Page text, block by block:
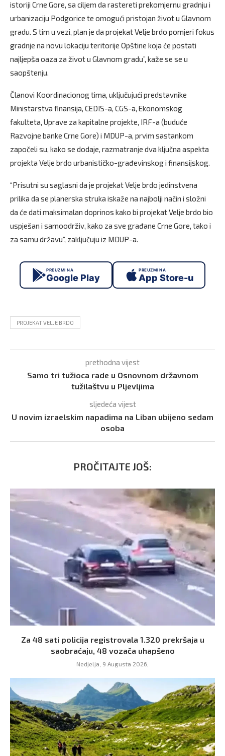
istoriji Crne Gore, sa ciljem da rastereti prekomjernu gradnju i
urbanizaciju Podgorice te omogući pristojan život u Glavnom
gradu. S tim u vezi, plan je da projekat Velje brdo pomjeri fokus
gradnje na novu lokaciju teritorije Opštine koja će postati
najljepša oaza za život u Glavnom gradu”, kaže se se u
saopštenju.
Članovi Koordinacionog tima, uključujući predstavnike
Ministarstva finansija, CEDIS-a, CGS-a, Ekonomskog
fakulteta, Uprave za kapitalne projekte, IRF-a (buduće
Razvojne banke Crne Gore) i MDUP-a, prvim sastankom
započeli su, kako se dodaje, razmatranje dva ključna aspekta
projekta Velje brdo urbanističko-građevinskog i finansijskog.
“Prisutni su saglasni da je projekat Velje brdo jedinstvena
prilika da se planerska struka iskaže na najbolji način i složni
da će dati maksimalan doprinos kako bi projekat Velje brdo bio
uspješan i samoodrživ, kako za sve građane Crne Gore, tako i
za samu državu”, zaključuju iz MDUP-a.
PREUZMI NA
Google Play
PREUZMI NA
App Store-u
PROJEKAT VELJE BRDO
prethodna vijest
Samo tri tužioca rade u Osnovnom državnom
tužilaštvu u Pljevljima
sljedeća vijest
U novim izraelskim napadima na Liban ubijeno sedam
osoba
PROČITAJTE JOŠ:
Za 48 sati policija registrovala 1.320 prekršaja u
saobraćaju, 48 vozača uhapšeno
Nedjelja, 9 Augusta 2026,